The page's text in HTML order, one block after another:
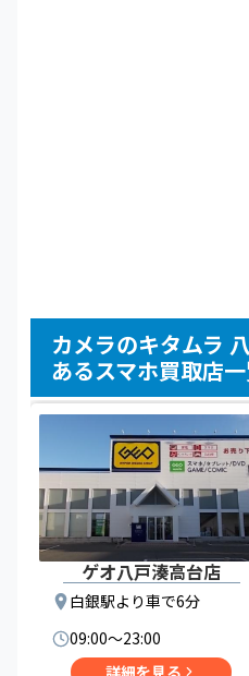
カメラのキタムラ
あるスマホ買取店
ゲオ八戸湊高台店
白銀駅より車で6分
09:00〜23:00
詳細を見る